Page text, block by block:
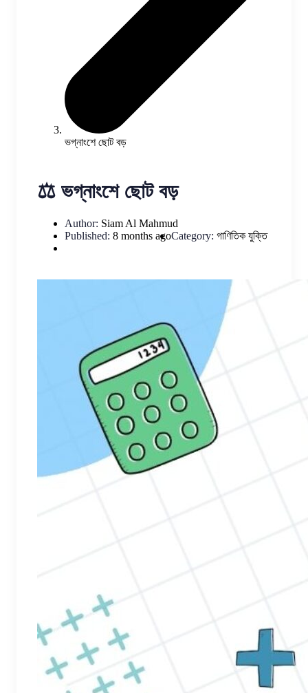
ভগ্নাংশে ছোট বড়
⚖️ ভগ্নাংশে ছোট বড়
Author: Siam Al Mahmud
Published: 8 months agoCategory: গাণিতিক যুক্তি